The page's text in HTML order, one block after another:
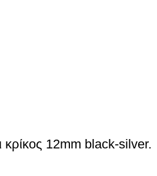
κρίκος 12mm black-silver.